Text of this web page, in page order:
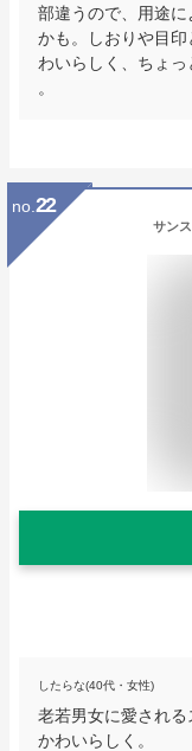
部違うので、用途
かも。しおりや目
わいらしく、ちょ
。
no. 22
サン
したらな(40代・女性)
老若男女に愛され
かわいらしく。